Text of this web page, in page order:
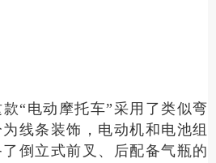
“电动摩托车”采用了类似弯
线条装饰，电动机和电池组
倒立式前叉、后配备气瓶的